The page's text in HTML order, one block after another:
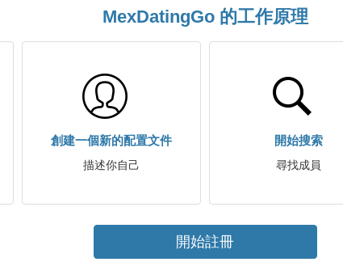
MexDatingGo 的工作原理
創建一個新的配置文件
描述你自己
開始搜索
尋找成員
開始註冊